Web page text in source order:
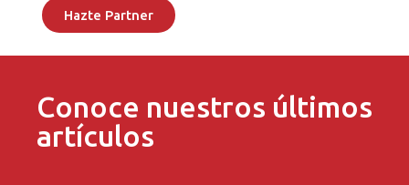
Hazte Partner
Conoce nuestros últimos
artículos